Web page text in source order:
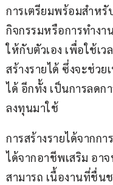
การเตรียมพร้อมสำห
กิจกรรมหรือการทำงา
ให้กับตัวเอง เพื่อใช้เว
สร้างรายได้ ซึ่งจะช่ว
ได้ อีกทั้ง เป็นการลดก
ลงทุนมาใช้
การสร้างรายได้จากก
ได้จากอาชีพเสริม อา
สามารถ เนื้องานที่ชื่